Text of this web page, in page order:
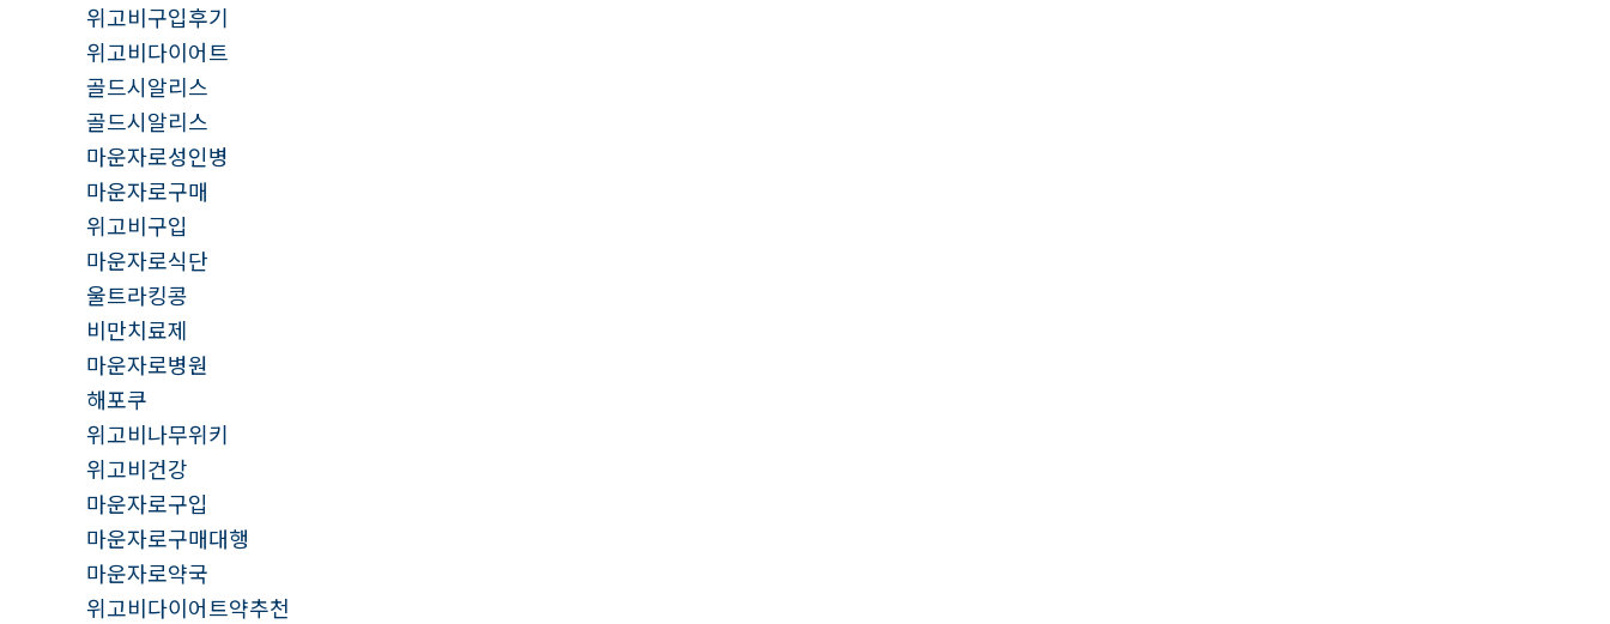
위고비구입후기
위고비다이어트
골드시알리스
골드시알리스
마운자로성인병
마운자로구매
위고비구입
마운자로식단
울트라킹콩
비만치료제
마운자로병원
해포쿠
위고비나무위키
위고비건강
마운자로구입
마운자로구매대행
마운자로약국
위고비다이어트약추천